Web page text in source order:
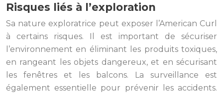
Risques liés à l’exploration
Sa nature exploratrice peut exposer l’American Curl
à certains risques. Il est important de sécuriser
l’environnement en éliminant les produits toxiques,
en rangeant les objets dangereux, et en sécurisant
les fenêtres et les balcons. La surveillance est
également essentielle pour prévenir les accidents.